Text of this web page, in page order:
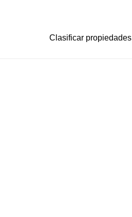
Clasificar propiedades